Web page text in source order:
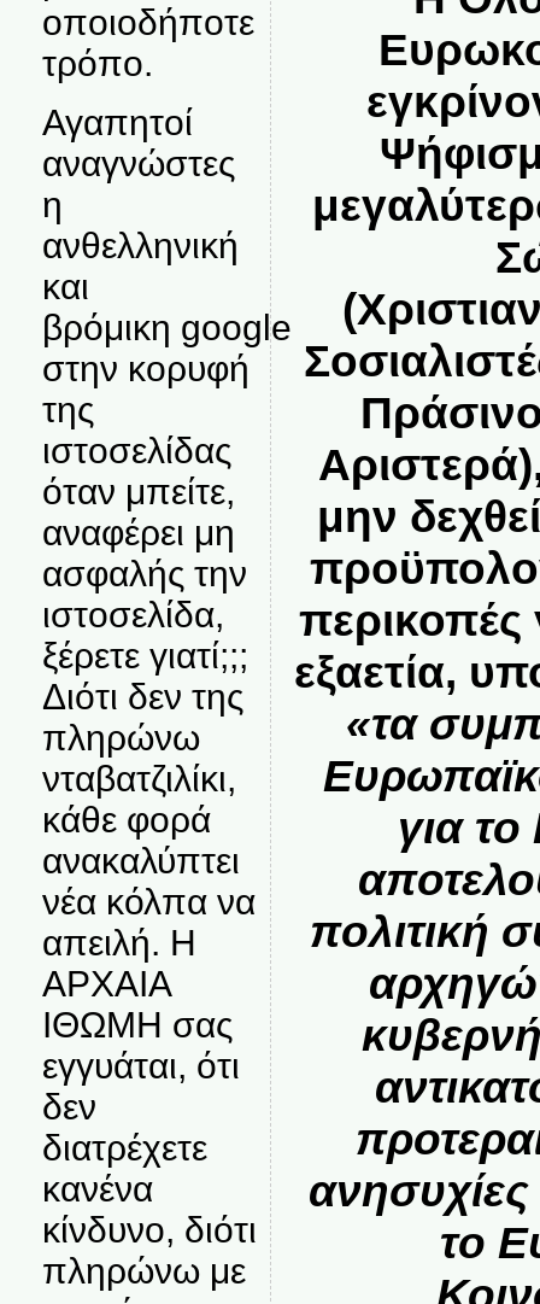
οποιοδήποτε
τρόπο.
Αγαπητοί
αναγνώστες
η
ανθελληνική
και
βρόμικη google
στην κορυφή
της
ιστοσελίδας
όταν μπείτε,
αναφέρει μη
ασφαλής την
ιστοσελίδα,
ξέρετε γιατί;;;
Διότι δεν της
πληρώνω
νταβατζιλίκι,
κάθε φορά
ανακαλύπτει
νέα κόλπα να
απειλή. Η
ΑΡΧΑΙΑ
ΙΘΩΜΗ σας
εγγυάται, ότι
δεν
διατρέχετε
κανένα
κίνδυνο, διότι
πληρώνω με
μην
περικοπές
εξαετία,
«τα
για
πολιτική
το